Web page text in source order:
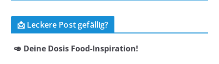
📩 Leckere Post gefällig?
🥑 Deine Dosis Food-Inspiration!